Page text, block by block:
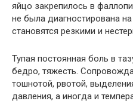
яйцо закрепилось в
не была диагностирована
становятся резкими и
Тупая постоянная боль в
бедро, тяжесть.
тошнотой, рвотой,
давления, а иногда и